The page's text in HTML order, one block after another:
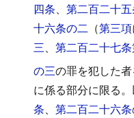
四条、 第二百二十
十六条の二 （第三項
三、 第二百二十七
の三の罪を犯した
に係る部分に限る
条、 第二百二十六